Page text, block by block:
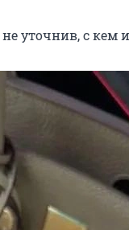
уточнив, с кем